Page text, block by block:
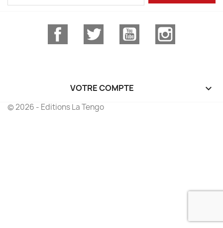
Facebook Twitter YouTube
VOTRE COMPTE 
© 2026 - Editions La Tengo